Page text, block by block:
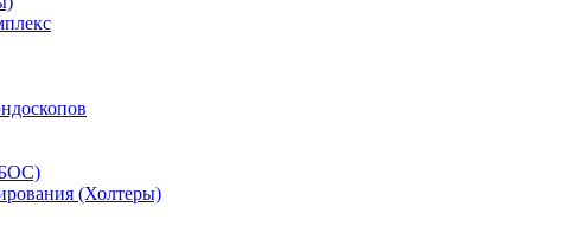
(Холтеры)